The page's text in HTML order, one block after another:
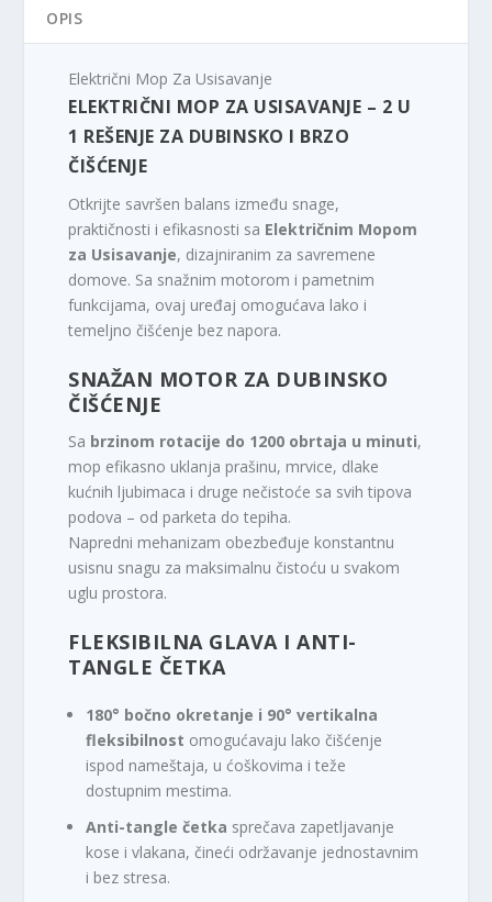
OPIS
Električni Mop Za Usisavanje
ELEKTRIČNI MOP ZA USISAVANJE – 2 U
1 REŠENJE ZA DUBINSKO I BRZO
ČIŠĆENJE
Otkrijte savršen balans između snage,
praktičnosti i efikasnosti sa Električnim Mopom
za Usisavanje, dizajniranim za savremene
domove. Sa snažnim motorom i pametnim
funkcijama, ovaj uređaj omogućava lako i
temeljno čišćenje bez napora.
SNAŽAN MOTOR ZA DUBINSKO
ČIŠĆENJE
Sa brzinom rotacije do 1200 obrtaja u minuti,
mop efikasno uklanja prašinu, mrvice, dlake
kućnih ljubimaca i druge nečistoće sa svih tipova
podova – od parketa do tepiha.
Napredni mehanizam obezbeđuje konstantnu
usisnu snagu za maksimalnu čistoću u svakom
uglu prostora.
FLEKSIBILNA GLAVA I ANTI-
TANGLE ČETKA
180° bočno okretanje i 90° vertikalna
fleksibilnost omogućavaju lako čišćenje
ispod nameštaja, u ćoškovima i teže
dostupnim mestima.
Anti-tangle četka sprečava zapetljavanje
kose i vlakana, čineći održavanje jednostavnim
i bez stresa.